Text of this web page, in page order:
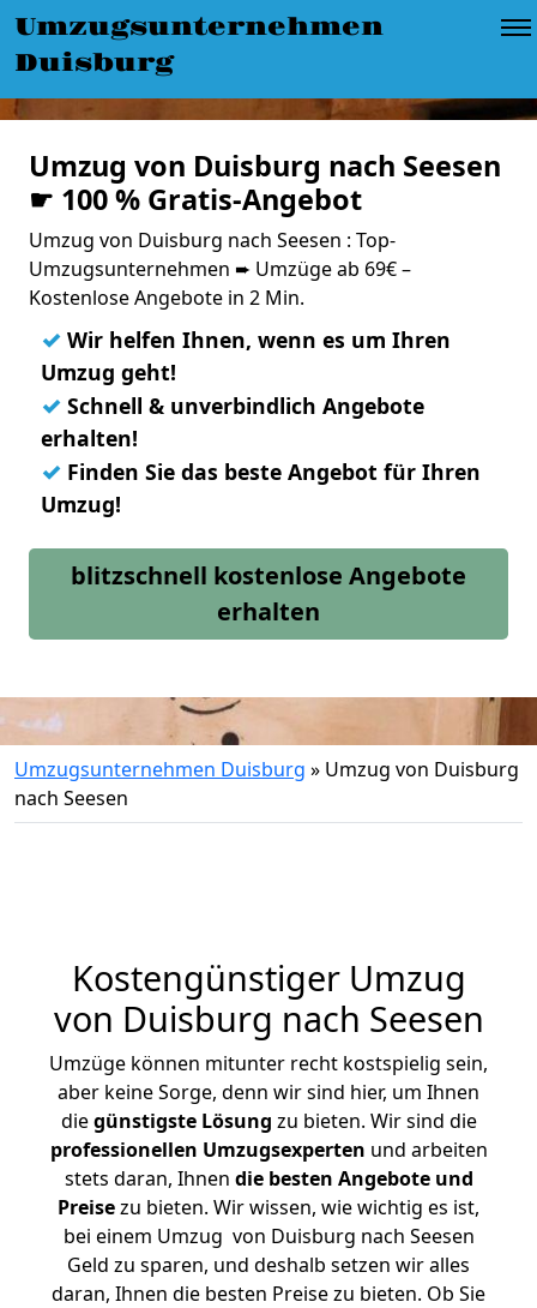
Umzugsunternehmen
Duisburg
Umzug von Duisburg nach Seesen
☛ 100 % Gratis-Angebot
Umzug von Duisburg nach Seesen : Top-
Umzugsunternehmen ➨ Umzüge ab 69€ –
Kostenlose Angebote in 2 Min.
✓ Wir helfen Ihnen, wenn es um Ihren
Umzug geht!
✓ Schnell & unverbindlich Angebote
erhalten!
✓ Finden Sie das beste Angebot für Ihren
Umzug!
blitzschnell kostenlose Angebote
erhalten
Umzugsunternehmen Duisburg » Umzug von Duisburg
nach Seesen
Kostengünstiger Umzug
von Duisburg nach Seesen
Umzüge können mitunter recht kostspielig sein,
aber keine Sorge, denn wir sind hier, um Ihnen
diegünstigste Lösung zu bieten. Wir sind die
professionellen Umzugsexperten und arbeiten
stets daran, Ihnen die besten Angebote und
Preisezu bieten. Wir wissen, wie wichtig es ist,
bei einem Umzug von Duisburg nach Seesen
Geld zu sparen, und deshalb setzen wir alles
daran, Ihnen die besten Preise zu bieten. Ob Sie